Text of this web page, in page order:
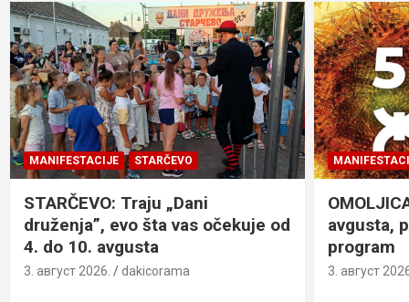
MANIFESTACIJE STARČEVO
STARČEVO: Traju „Dani
druženja”, evo šta vas očekuje od
4. do 10. avgusta
3. август 2026. dakicorama
avgusta,
program
3. август